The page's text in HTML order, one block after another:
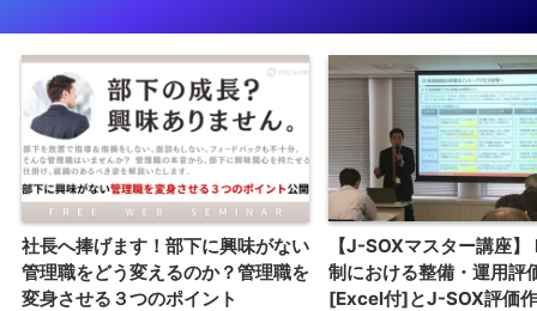
社長へ捧げます！部下に興味がない
管理職をどう変えるのか？管理職を
変身させる３つのポイント
【J-SOXマスター講座
制における整備・運用評
[Excel付]とJ-SOX評価